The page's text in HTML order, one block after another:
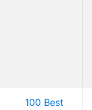
100 Best